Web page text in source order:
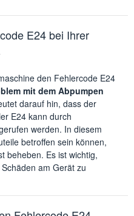
E24 bei Ihrer
den Fehlercode E24
mit dem Abpumpen
darauf hin, dass der
E24 kann durch
werden. In diesem
betroffen sein können,
beheben. Es ist wichtig,
am Gerät zu